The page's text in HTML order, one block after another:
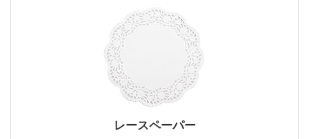
レースペーパー